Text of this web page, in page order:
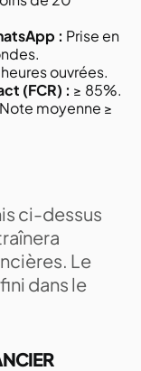
: Prise en
heures ouvrées.
(FCR) : ≥ 85%.
Note moyenne ≥
ci-dessus
Le
dans le